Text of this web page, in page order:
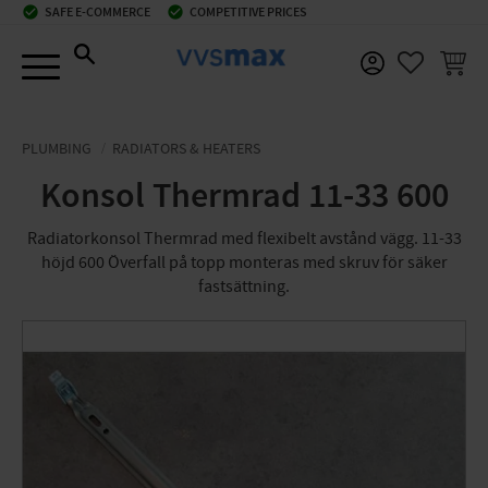
check_circle SAFE E-COMMERCE check_circle COMPETITIVE PRICES
BASKET
PLUMBING RADIATORS & HEATERS
Konsol Thermrad 11-33 600
Radiatorkonsol Thermrad med flexibelt avstånd vägg. 11-33
höjd 600 Överfall på topp monteras med skruv för säker
fastsättning.